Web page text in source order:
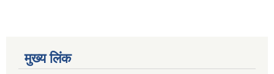
मुख्य लिंक